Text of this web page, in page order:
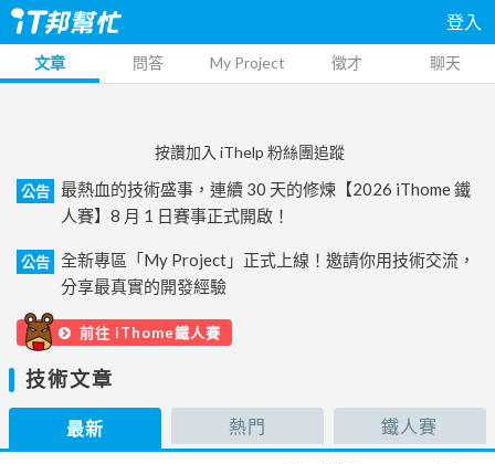
登入
文章 問答 My Project 徵才 聊天
按讚加入 iThelp 粉絲團追蹤
公告
最熱血的技術盛事，連續 30 天的修煉【2026 iThome 鐵
人賽】8 月 1 日賽事正式開啟！
公告
全新專區「My Project」正式上線！邀請你用技術交流，
分享最真實的開發經驗
前往 iThome鐵人賽
技術文章
最新 熱門 鐵人賽